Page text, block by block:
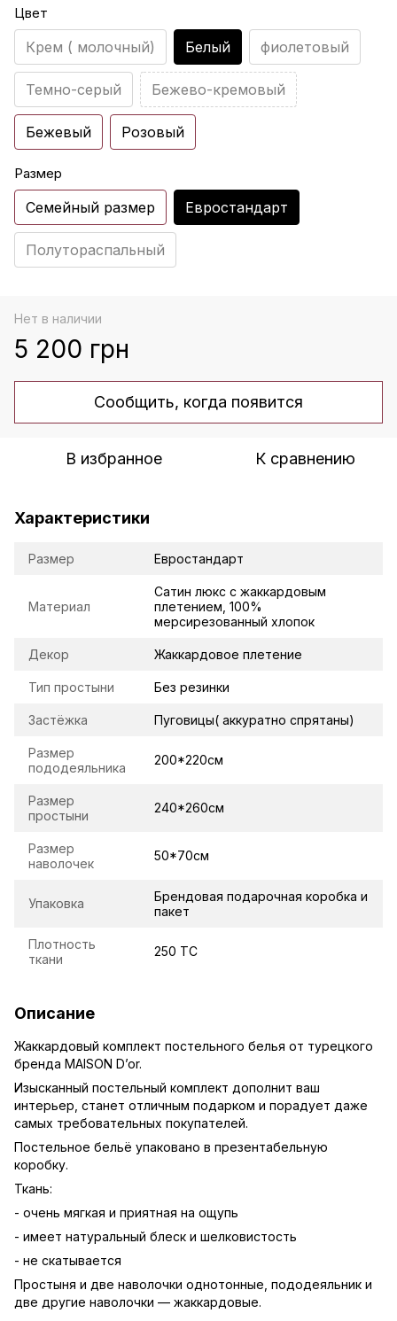
Цвет
Крем ( молочный) Белый фиолетовый
Темно-серый Бежево-кремовый
Бежевый Розовый
Размер
Семейный размер Евростандарт
Полутораспальный
Нет в наличии
5 200 грн
Сообщить, когда появится
В избранное К сравнению
Характеристики
Размер Евростандарт
Материал
Сатин люкс с жаккардовым
плетением, 100%
мерсирезованный хлопок
Декор Жаккардовое плетение
Тип простыни Без резинки
Застёжка Пуговицы( аккуратно спрятаны)
Размер
пододеяльника
200*220см
Размер
простыни
240*260см
Размер
наволочек
50*70см
Упаковка
Брендовая подарочная коробка и
пакет
Плотность
ткани
250 TC
Описание
Жаккардовый комплект постельного белья от турецкого
бренда MAISON D’or.
Изысканный постельный комплект дополнит ваш
интерьер, станет отличным подарком и порадует даже
самых требовательных покупателей.
Постельное бельё упаковано в презентабельную
коробку.
Ткань:
- очень мягкая и приятная на ощупь
- имеет натуральный блеск и шелковистость
- не скатывается
Простыня и две наволочки однотонные, пододеяльник и
две другие наволочки — жаккардовые.